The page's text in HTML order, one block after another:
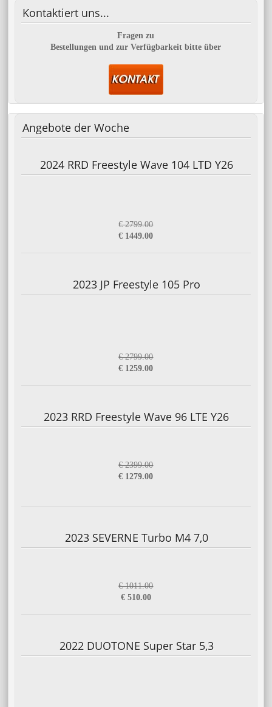
Kontaktiert uns...
Fragen zu
Bestellungen und zur Verfügbarkeit bitte über
Angebote der Woche
2024 RRD Freestyle Wave 104 LTD Y26
€ 2799.00
€ 1449.00
2023 JP Freestyle 105 Pro
€ 2799.00
€ 1259.00
2023 RRD Freestyle Wave 96 LTE Y26
€ 2399.00
€ 1279.00
2023 SEVERNE Turbo M4 7,0
€ 1011.00
€ 510.00
2022 DUOTONE Super Star 5,3